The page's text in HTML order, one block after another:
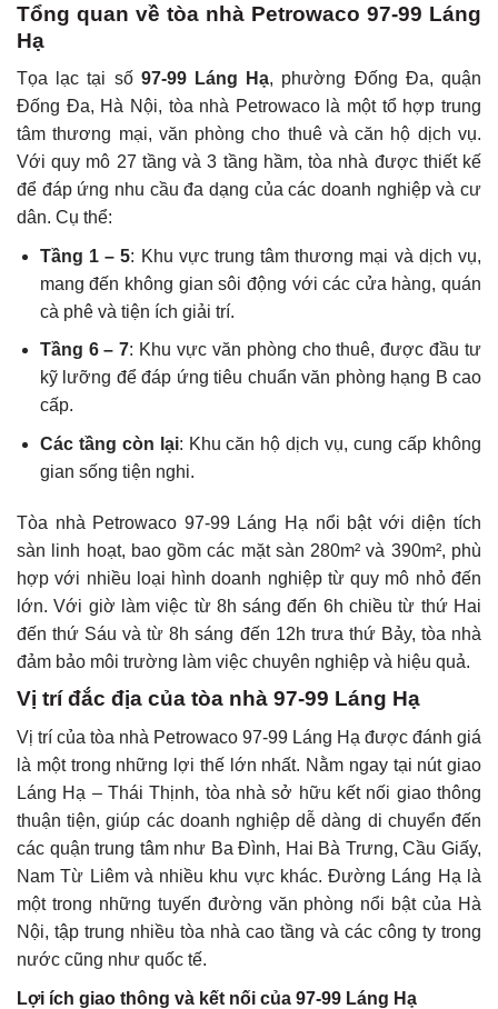
Tổng quan về tòa nhà Petrowaco 97-99 Láng
Hạ
Tọa lạc tại số 97-99 Láng Hạ, phường Đống Đa, quận
Đống Đa, Hà Nội, tòa nhà Petrowaco là một tổ hợp trung
tâm thương mại, văn phòng cho thuê và căn hộ dịch vụ.
Với quy mô 27 tầng và 3 tầng hầm, tòa nhà được thiết kế
để đáp ứng nhu cầu đa dạng của các doanh nghiệp và cư
dân. Cụ thể:
Tầng 1 – 5: Khu vực trung tâm thương mại và dịch vụ,
mang đến không gian sôi động với các cửa hàng, quán
cà phê và tiện ích giải trí.
Tầng 6 – 7: Khu vực văn phòng cho thuê, được đầu tư
kỹ lưỡng để đáp ứng tiêu chuẩn văn phòng hạng B cao
cấp.
Các tầng còn lại: Khu căn hộ dịch vụ, cung cấp không
gian sống tiện nghi.
Tòa nhà Petrowaco 97-99 Láng Hạ nổi bật với diện tích
sàn linh hoạt, bao gồm các mặt sàn 280m² và 390m², phù
hợp với nhiều loại hình doanh nghiệp từ quy mô nhỏ đến
lớn. Với giờ làm việc từ 8h sáng đến 6h chiều từ thứ Hai
đến thứ Sáu và từ 8h sáng đến 12h trưa thứ Bảy, tòa nhà
đảm bảo môi trường làm việc chuyên nghiệp và hiệu quả.
Vị trí đắc địa của tòa nhà 97-99 Láng Hạ
Vị trí của tòa nhà Petrowaco 97-99 Láng Hạ được đánh giá
là một trong những lợi thế lớn nhất. Nằm ngay tại nút giao
Láng Hạ – Thái Thịnh, tòa nhà sở hữu kết nối giao thông
thuận tiện, giúp các doanh nghiệp dễ dàng di chuyển đến
các quận trung tâm như Ba Đình, Hai Bà Trưng, Cầu Giấy,
Nam Từ Liêm và nhiều khu vực khác. Đường Láng Hạ là
một trong những tuyến đường văn phòng nổi bật của Hà
Nội, tập trung nhiều tòa nhà cao tầng và các công ty trong
nước cũng như quốc tế.
Lợi ích giao thông và kết nối của 97-99 Láng Hạ